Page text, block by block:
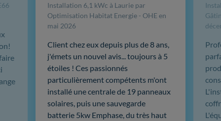
Installation 6,1 kWc à Laurie par
Optimisation Habitat Energie - OHE en
mai 2026
Client chez eux depuis plus de 8 ans,
j'émets un nouvel avis... toujours à 5
étoiles ! Ces passionnés
particulièrement compétents m'ont
installé une centrale de 19 panneaux
solaires, puis une sauvegarde
batterie 5kw Emphase, du très haut